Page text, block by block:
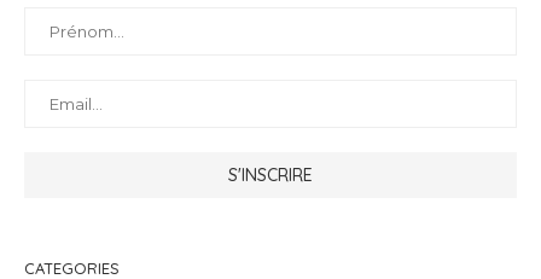
CATEGORIES